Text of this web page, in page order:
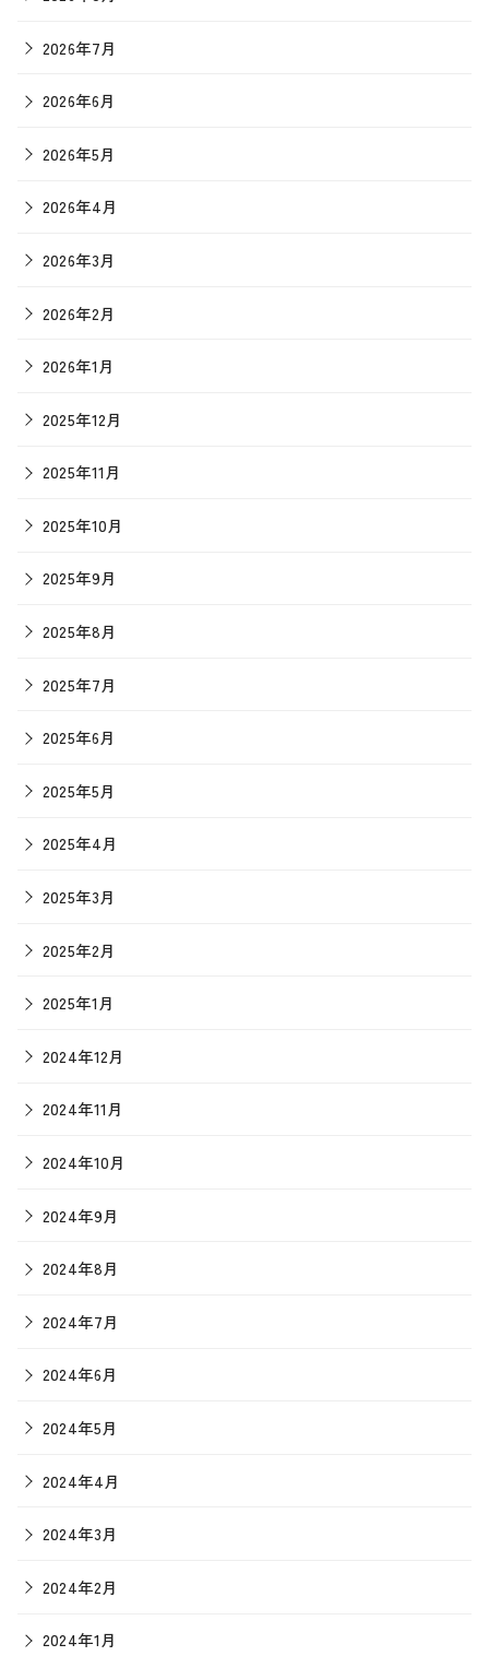
2026年7月
2026年6月
2026年5月
2026年4月
2026年3月
2026年2月
2026年1月
2025年12月
2025年11月
2025年10月
2025年9月
2025年8月
2025年7月
2025年6月
2025年5月
2025年4月
2025年3月
2025年2月
2025年1月
2024年12月
2024年11月
2024年10月
2024年9月
2024年8月
2024年7月
2024年6月
2024年5月
2024年4月
2024年3月
2024年2月
2024年1月